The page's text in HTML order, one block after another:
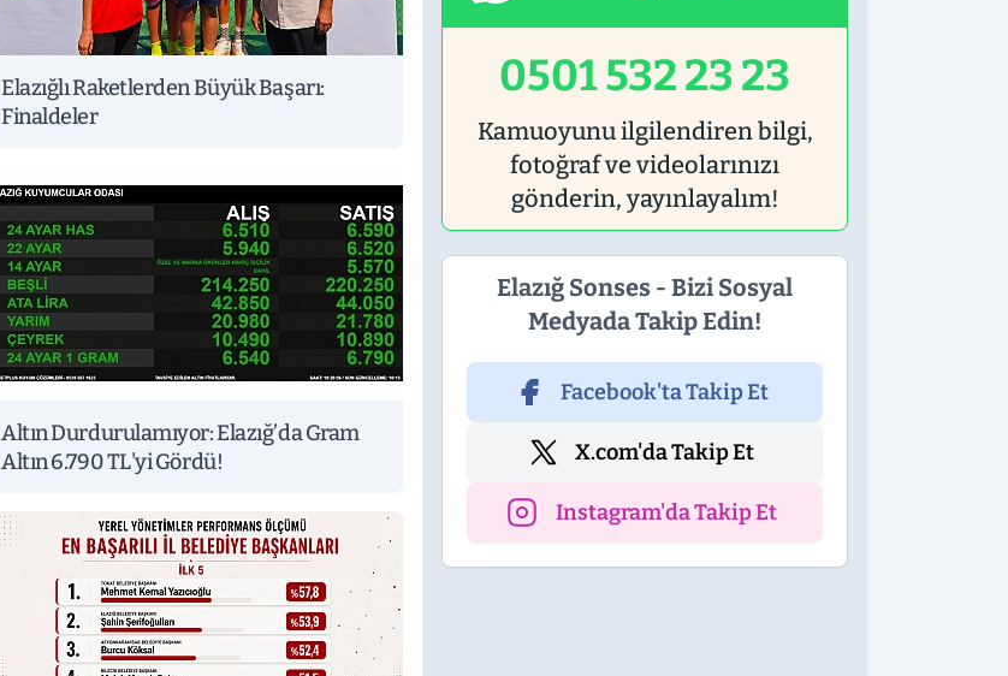
Elazığlı Raketlerden Büyük Başarı:
Finaldeler
Altın Durdurulamıyor: Elazığ’da Gram
Altın 6.790 TL'yi Gördü!
0501 532 23 23
Kamuoyunu ilgilendiren bilgi,
fotoğraf ve videolarınızı
gönderin, yayınlayalım!
Elazığ Sonses - Bizi Sosyal
Medyada Takip Edin!
Facebook'ta Takip Et
X.com'da Takip Et
Instagram'da Takip Et